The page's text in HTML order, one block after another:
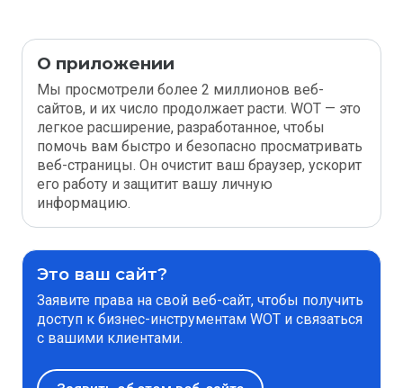
О приложении
Мы просмотрели более 2 миллионов веб-
сайтов, и их число продолжает расти. WOT — это
легкое расширение, разработанное, чтобы
помочь вам быстро и безопасно просматривать
веб-страницы. Он очистит ваш браузер, ускорит
его работу и защитит вашу личную
информацию.
Это ваш сайт?
Заявите права на свой веб-сайт, чтобы получить
доступ к бизнес-инструментам WOT и связаться
с вашими клиентами.